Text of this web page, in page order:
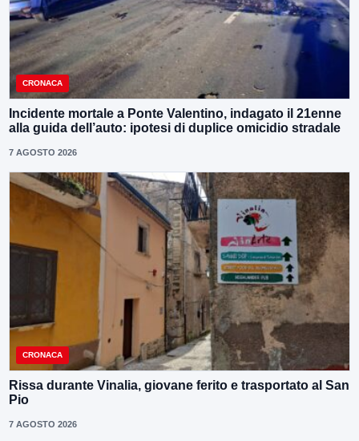
CRONACA
Incidente mortale a Ponte Valentino, indagato il 21enne
alla guida dell’auto: ipotesi di duplice omicidio stradale
7 AGOSTO 2026
CRONACA
Rissa durante Vinalia, giovane ferito e trasportato al San
Pio
7 AGOSTO 2026